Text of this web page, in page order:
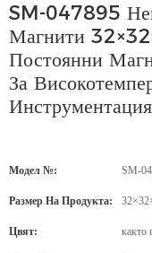
SM-047895
Магнити
Постоянни
За
Инструментация
Модел №: SM-
Размер На Продукта:
Цвят: както